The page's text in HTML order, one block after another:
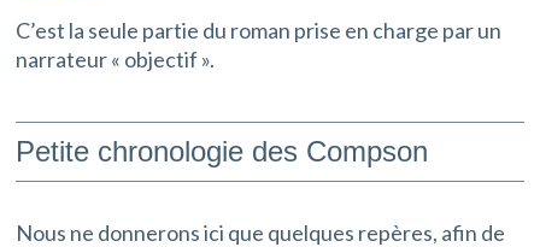
C’est la seule partie du roman prise en charge par un
narrateur « objectif ».
Petite chronologie des Compson
Nous ne donnerons ici que quelques repères, afin de